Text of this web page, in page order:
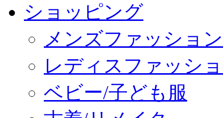
ショッピング
メンズファッション
レディスファッシ
ベビー/子ども服